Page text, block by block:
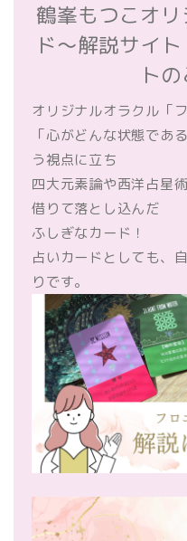
鶴峯もつこオ
ド～解説サイ
ト
オリジナルオラクル「
「心がどんな状態であ
う視点に立ち
四大元素論や西洋占星
借りて落とし込んだ
ふしぎなカード！
占いカードとしても、
りです。